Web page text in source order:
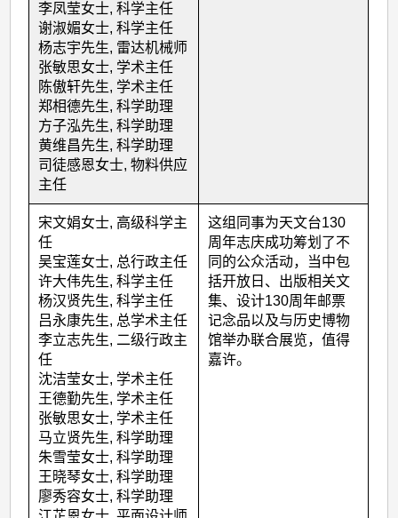
李凤莹女士, 科学主任
谢淑媚女士, 科学主任
杨志宇先生, 雷达机械师
张敏思女士, 学术主任
陈傲轩先生, 学术主任
郑相德先生, 科学助理
方子泓先生, 科学助理
黄维昌先生, 科学助理
司徒感恩女士, 物料供应
主任
宋文娟女士, 高级科学主
任
吴宝莲女士, 总行政主任
许大伟先生, 科学主任
杨汉贤先生, 科学主任
吕永康先生, 总学术主任
李立志先生, 二级行政主
任
沈洁莹女士, 学术主任
王德勤先生, 学术主任
张敏思女士, 学术主任
马立贤先生, 科学助理
朱雪莹女士, 科学助理
王晓琴女士, 科学助理
廖秀容女士, 科学助理
这组同事为天文台130
周年志庆成功筹划了不
同的公众活动，当中包
括开放日、出版相关文
集、设计130周年邮票
记念品以及与历史博物
馆举办联合展览，值得
嘉许。